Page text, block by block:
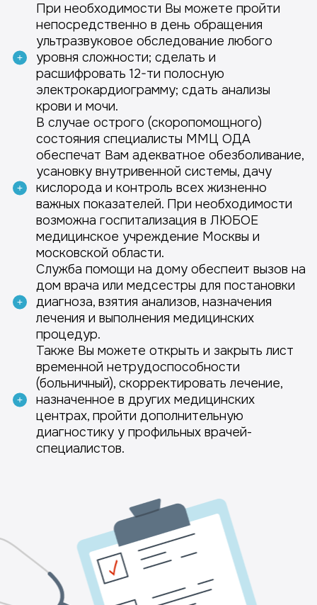
При необходимости Вы можете пройти
непосредственно в день обращения
ультразвуковое обследование любого
уровня сложности; сделать и
расшифровать 12-ти полосную
электрокардиограмму; сдать анализы
крови и мочи.
В случае острого (скоропомощного)
состояния специалисты ММЦ ОДА
обеспечат Вам адекватное обезболивание,
усановку внутривенной системы, дачу
кислорода и контроль всех жизненно
важных показателей. При необходимости
возможна госпитализация в ЛЮБОЕ
медицинское учреждение Москвы и
московской области.
Служба помощи на дому обеспеит вызов на
дом врача или медсестры для постановки
диагноза, взятия анализов, назначения
лечения и выполнения медицинских
процедур.
Также Вы можете открыть и закрыть лист
временной нетрудоспособности
(больничный), скорректировать лечение,
назначенное в других медицинских
центрах, пройти дополнительную
диагностику у профильных врачей-
специалистов.